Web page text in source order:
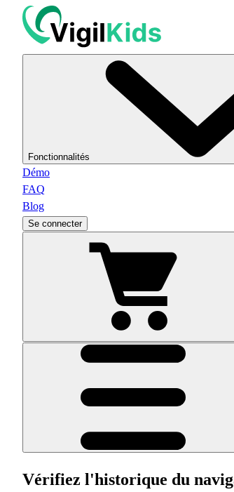
Fonctionnalités
Démo
FAQ
Blog
Se connecter
Vérifiez l'historique du